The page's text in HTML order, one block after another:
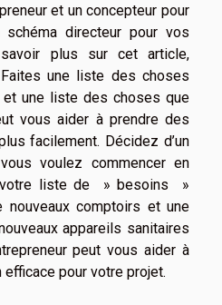
et un concepteur pour
directeur pour vos
plus sur cet article,
une liste des choses
une liste des choses que
vous aider à prendre des
facilement. Décidez d’un
voulez commencer en
votre liste de » besoins »
nouveaux comptoirs et une
appareils sanitaires
peut vous aider à
efficace pour votre projet.